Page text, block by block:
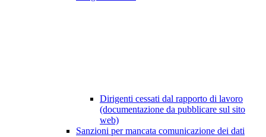
Dirigenti cessati dal rapporto di lavoro
(documentazione da pubblicare sul sito
web)
Sanzioni per mancata comunicazione dei dati